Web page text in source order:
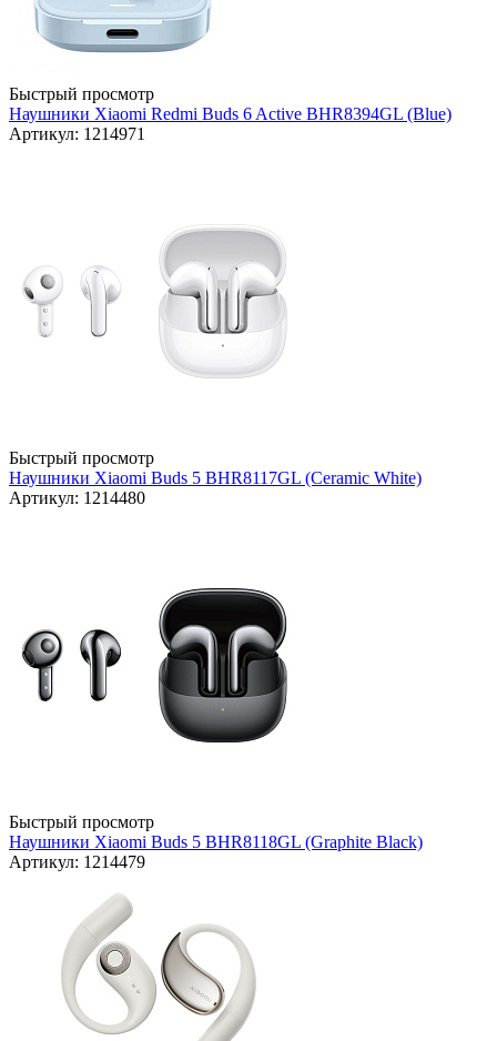
Быстрый просмотр
Наушники Xiaomi Redmi Buds 6 Active BHR8394GL (Blue)
Артикул: 1214971
Быстрый просмотр
Наушники Xiaomi Buds 5 BHR8117GL (Ceramic White)
Артикул: 1214480
Быстрый просмотр
Наушники Xiaomi Buds 5 BHR8118GL (Graphite Black)
Артикул: 1214479